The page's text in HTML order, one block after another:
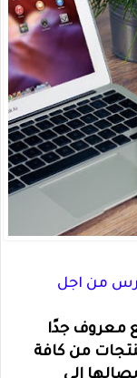
من اجل
معروف جدًا
من كافة